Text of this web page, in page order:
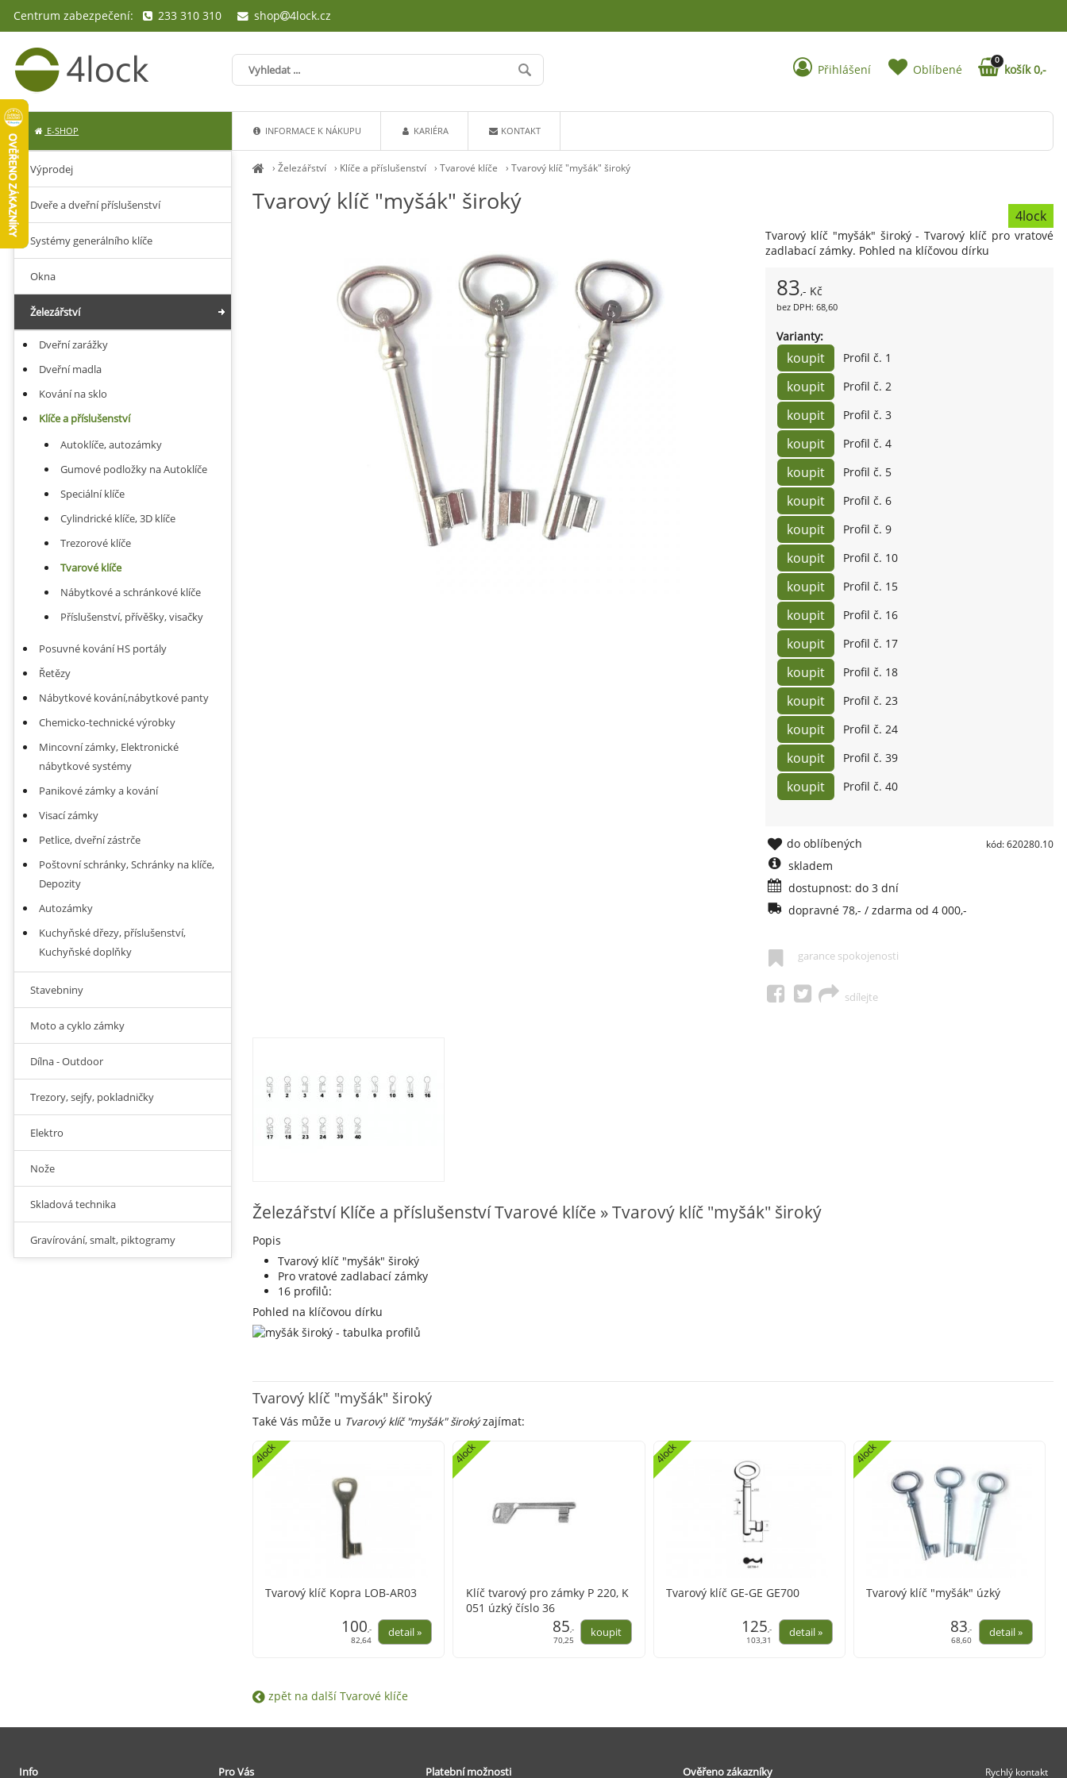
›Železářství › Klíče a příslušenství ›Tvarové klíče ›Tvarový klíč "myšák" široký
Tvarový klíč "myšák" široký
Tvarový klíč "myšák" široký - Tvarový klíč pro vratové
zadlabací zámky. Pohled na klíčovou dírku
4lock
83,- Kč
bez DPH: 68,60
Varianty:
Profil č. 1
Profil č. 2
Profil č. 3
Profil č. 4
Profil č. 5
Profil č. 6
Profil č. 9
Profil č. 10
Profil č. 15
Profil č. 16
Profil č. 17
Profil č. 18
Profil č. 23
Profil č. 24
Profil č. 39
Profil č. 40
kód: 620280.10
do oblíbených
skladem
dostupnost: do 3 dní
dopravné 78,- / zdarma od 4 000,-
garance spokojenosti
sdílejte
Železářství Klíče a příslušenství Tvarové klíče » Tvarový klíč "myšák" široký
Popis
Tvarový klíč "myšák" široký
Pro vratové zadlabací zámky
16 profilů:
Pohled na klíčovou dírku
Tvarový klíč "myšák" široký
Také Vás může u Tvarový klíč "myšák" širokýzajímat:
Tvarový klíč Kopra LOB-AR03
4lock
100,-
82,64
Klíč tvarový pro zámky P 220, K
051 úzký číslo 36
4lock
85,-
70,25
Tvarový klíč GE-GE GE700
4lock
125,-
103,31
Tvarový klíč "myšák" úzký
4lock
83,-
68,60
zpět na další Tvarové klíče
Výprodej
Dveře a dveřní příslušenství
Systémy generálního klíče
Okna
Železářství
Dveřní zarážky
Dveřní madla
Kování na sklo
Klíče a příslušenství
Autoklíče, autozámky
Gumové podložky na Autoklíče
Speciální klíče
Cylindrické klíče, 3D klíče
Trezorové klíče
Tvarové klíče
Nábytkové a schránkové klíče
Příslušenství, přívěšky, visačky
Posuvné kování HS portály
Řetězy
Nábytkové kování,nábytkové panty
Chemicko-technické výrobky
Mincovní zámky, Elektronické
nábytkové systémy
Panikové zámky a kování
Visací zámky
Petlice, dveřní zástrče
Poštovní schránky, Schránky na klíče,
Depozity
Autozámky
Kuchyňské dřezy, příslušenství,
Kuchyňské doplňky
Stavebniny
Moto a cyklo zámky
Dílna - Outdoor
Trezory, sejfy, pokladničky
Elektro
Nože
Skladová technika
Gravírování, smalt, piktogramy
E-SHOP INFORMACE K NÁKUPU KARIÉRA KONTAKT
Přihlášení Oblíbené
0
košík 0,-
Centrum zabezpečení: 233 310 310 shop 4lock.cz
Rychlý kontakt
Info Pro Vás Platební možnosti Ověřeno zákazníky